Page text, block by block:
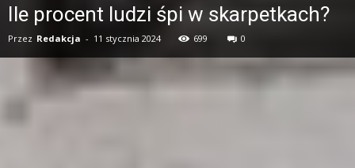
Ile procent ludzi śpi w skarpetkach?
Przez Redakcja - 11 stycznia 2024 699 0